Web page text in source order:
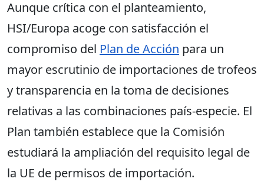
Aunque crítica con el planteamiento,
HSI/Europa acoge con satisfacción el
compromiso del Plan de Acción para un
mayor escrutinio de importaciones de trofeos
y transparencia en la toma de decisiones
relativas a las combinaciones país-especie. El
Plan también establece que la Comisión
estudiará la ampliación del requisito legal de
la UE de permisos de importación.